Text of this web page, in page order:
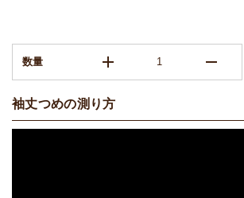
数量 add remove
袖丈つめの測り方